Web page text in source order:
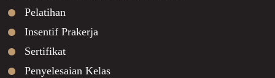
Pelatihan
Insentif Prakerja
Sertifikat
Penyelesaian Kelas